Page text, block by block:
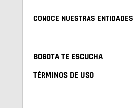
CONOCE NUESTRAS ENTIDADES
BOGOTA TE ESCUCHA
TÉRMINOS DE USO